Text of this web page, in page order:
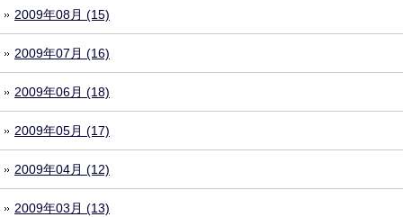
2009年08月 (15)
2009年07月 (16)
2009年06月 (18)
2009年05月 (17)
2009年04月 (12)
2009年03月 (13)